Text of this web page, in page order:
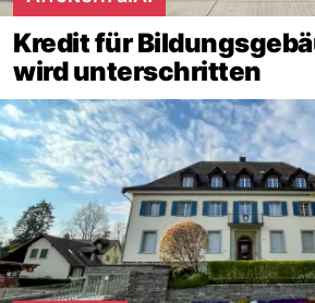
Kredit für
wird unterschritten